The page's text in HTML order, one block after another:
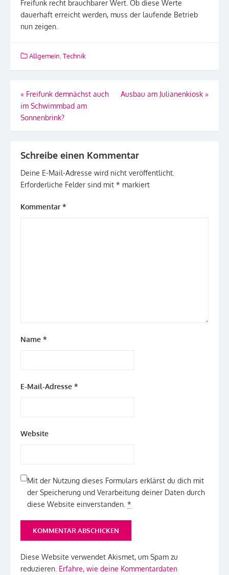
Freifunk recht brauchbarer Wert. Ob diese Werte
dauerhaft erreicht werden, muss der laufende Betrieb
nun zeigen.
Allgemein Technik
Beitragsnavigation
« Freifunk demnächst auch
im Schwimmbad am
Sonnenbrink?
Ausbau am Julianenkiosk »
Schreibe einen Kommentar
Deine E-Mail-Adresse wird nicht veröffentlicht.
Erforderliche Felder sind mit * markiert
Kommentar*
Name *
E-Mail-Adresse *
Website
Mit der Nutzung dieses Formulars erklärst du dich mit
der Speicherung und Verarbeitung deiner Daten durch
diese Website einverstanden. *
Diese Website verwendet Akismet, um Spam zu
reduzieren. Erfahre, wie deine Kommentardaten